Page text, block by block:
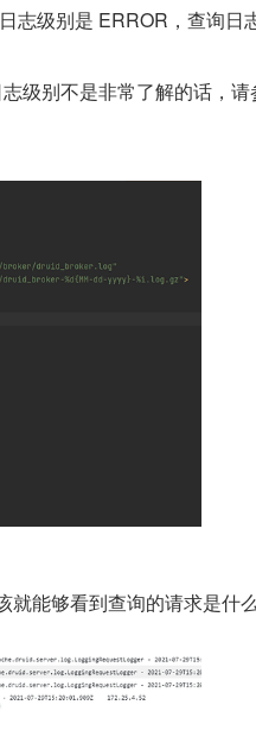
志级别是 ERROR，查询日
级别不是非常了解的话，请
就能够看到查询的请求是什